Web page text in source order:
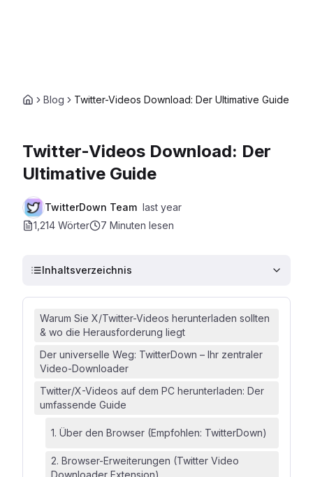
Blog Twitter-Videos Download: Der Ultimative Guide
Twitter-Videos Download: Der
Ultimative Guide
TwitterDown Team last year
1,214 Wörter
7 Minuten lesen
Inhaltsverzeichnis
Warum Sie X/Twitter-Videos herunterladen sollten
& wo die Herausforderung liegt
Der universelle Weg: TwitterDown – Ihr zentraler
Video-Downloader
Twitter/X-Videos auf dem PC herunterladen: Der
umfassende Guide
1. Über den Browser (Empfohlen: TwitterDown)
2. Browser-Erweiterungen (Twitter Video
Downloader Extension)